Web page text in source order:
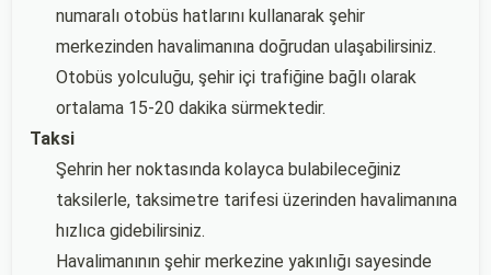
numaralı otobüs hatlarını kullanarak şehir
merkezinden havalimanına doğrudan ulaşabilirsiniz.
Otobüs yolculuğu, şehir içi trafiğine bağlı olarak
ortalama 15-20 dakika sürmektedir.
Taksi
Şehrin her noktasında kolayca bulabileceğiniz
taksilerle, taksimetre tarifesi üzerinden havalimanına
hızlıca gidebilirsiniz.
Havalimanının şehir merkezine yakınlığı sayesinde